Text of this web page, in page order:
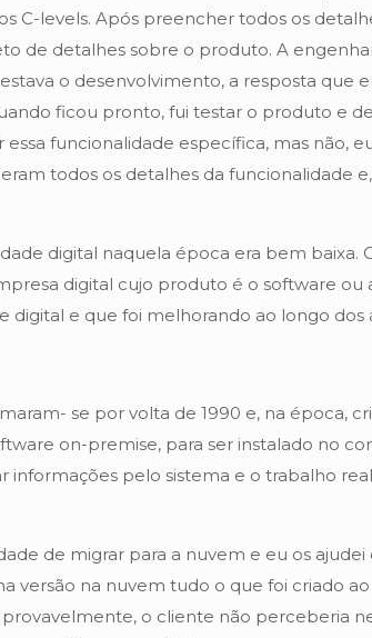
C-levels. Após preencher todos os
de detalhes sobre o produto. A
o desenvolvimento, a resposta que
ficou pronto, fui testar o produto e
funcionalidade específica, mas não,
todos os detalhes da funcionalidade
digital naquela época era bem
digital cujo produto é o software
e que foi melhorando ao longo dos
se por volta de 1990 e, na época,
on-premise, para ser instalado no
pelo sistema e o trabalho
de migrar para a nuvem e eu os
versão na nuvem tudo o que foi criado
o cliente não perceberia